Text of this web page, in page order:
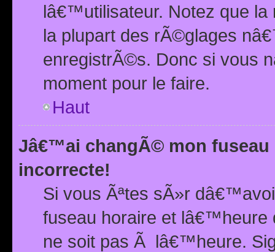
lâ€™utilisateur. Notez que la
la plupart des rÃ©glages
enregistrÃ©s. Donc si vous
moment pour le faire.
Haut
Jâ€™ai changÃ© mon
incorrecte!
Si vous Ãªtes sÃ»r
fuseau horaire et
ne soit pas Ã lâ€™heure.